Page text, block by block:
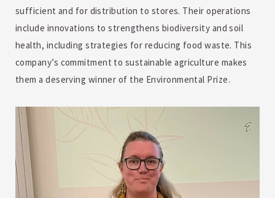
sufficient and for distribution to stores. Their operations
include innovations to strengthens biodiversity and soil
health, including strategies for reducing food waste. This
company’s commitment to sustainable agriculture makes
them a deserving winner of the Environmental Prize.